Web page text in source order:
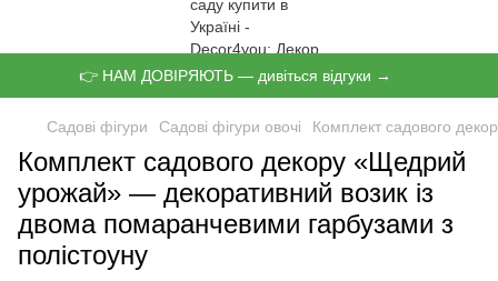
👉 НАМ ДОВІРЯЮТЬ — дивіться відгуки →
Садові фігури Садові фігури овочі Комплект садового
Комплект садового декору «Щедрий
урожай» — декоративний возик із
двома помаранчевими гарбузами з
полістоуну